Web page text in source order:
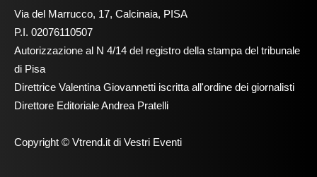
Via del Marrucco, 17, Calcinaia, PISA
P.I. 02076110507
Autorizzazione al N 4/14 del registro della stampa del tribunale
di Pisa
Direttrice Valentina Giovannetti iscritta all'ordine dei giornalisti
Direttore Editoriale Andrea Pratelli
Copyright © Vtrend.it di Vestri Eventi